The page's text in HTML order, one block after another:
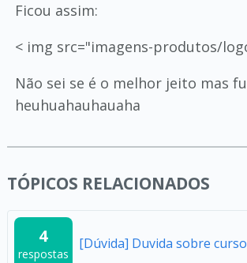
Ficou assim:
< img src="imagens-produtos/
Não sei se é o melhor jeito mas
heuhuahauhauaha
TÓPICOS RELACIONADOS
4
respostas
[Dúvida] Duvida sobre curso